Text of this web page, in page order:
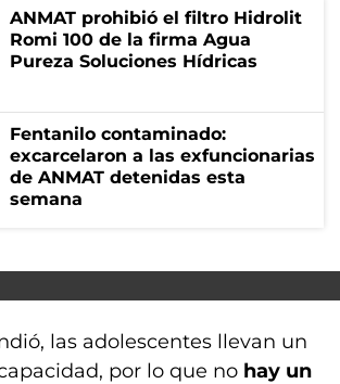
ANMAT prohibió el filtro Hidrolit
Romi 100 de la firma Agua
Pureza Soluciones Hídricas
Fentanilo contaminado:
excarcelaron a las exfuncionarias
de ANMAT detenidas esta
semana
las adolescentes llevan un
por lo que no hay un